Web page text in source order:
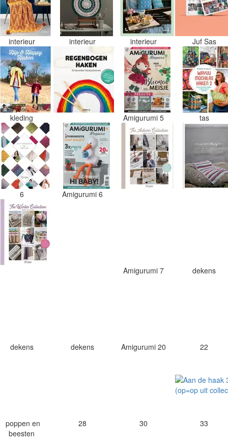
interieur interieur interieur Juf Sas
kleding Amigurumi 5 tas
6 Amigurumi 6
Amigurumi 7 dekens
dekens dekens Amigurumi 20 22
poppen en
beesten
28 30 33